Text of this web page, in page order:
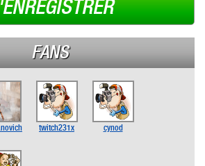
FANS
twitch231x cynod